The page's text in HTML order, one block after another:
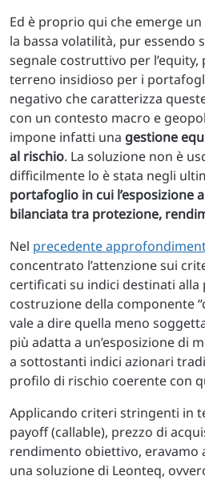
Ed è proprio qui che emerge
la bassa volatilità, pur essendo
segnale costruttivo per
terreno insidioso per i
negativo che caratterizza
con un contesto macro e
impone infatti una gestione
al rischio. La soluzione non è
difficilmente lo è stata negli
portafoglio in cui l’esposizione
bilanciata tra protezione,
Nel precedente
concentrato l’attenzione sui
certificati su indici destinati alla
costruzione della componente
vale a dire quella meno
più adatta a un’esposizione di
a sottostanti indici azionari
profilo di rischio coerente con
Applicando criteri stringenti in
payoff (callable), prezzo di
rendimento obiettivo, eravamo
una soluzione di Leonteq,